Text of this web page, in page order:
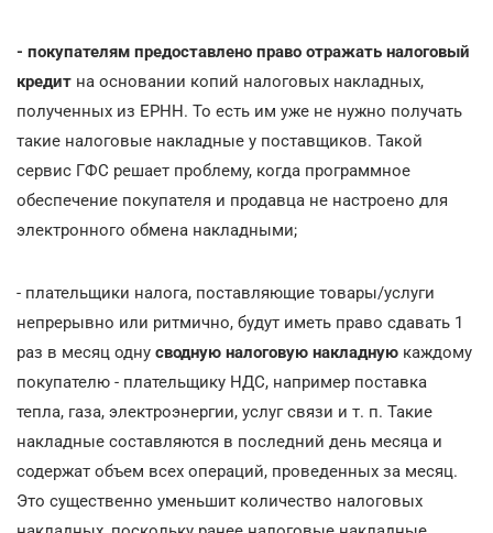
- покупателям предоставлено право отражать налоговый
кредит на основании копий налоговых накладных,
полученных из ЕРНН. То есть им уже не нужно получать
такие налоговые накладные у поставщиков. Такой
сервис ГФС решает проблему, когда программное
обеспечение покупателя и продавца не настроено для
электронного обмена накладными;
- плательщики налога, поставляющие товары/услуги
непрерывно или ритмично, будут иметь право сдавать 1
раз в месяц одну сводную налоговую накладную каждому
покупателю - плательщику НДС, например поставка
тепла, газа, электроэнергии, услуг связи и т. п. Такие
накладные составляются в последний день месяца и
содержат объем всех операций, проведенных за месяц.
Это существенно уменьшит количество налоговых